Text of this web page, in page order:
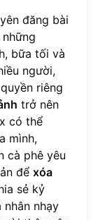
đăng bài
bữa tối và
người,
riêng
trở nên
có thể
mình,
cà phê yêu
để xóa
sẻ kỷ
nhạy